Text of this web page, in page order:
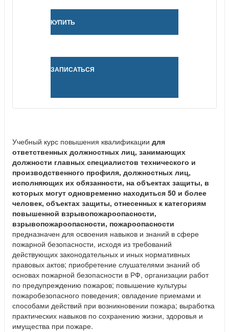
КУПИТЬ
ЗАПИСАТЬСЯ
Учебный курс повышения квалификации для
ответственных должностных лиц, занимающих
должности главных специалистов технического и
производственного профиля, должностных лиц,
исполняющих их обязанности, на объектах защиты, в
которых могут одновременно находиться 50 и более
человек, объектах защиты, отнесенных к категориям
повышенной взрывопожароопасности,
взрывопожароопасности, пожароопасности
предназначен для освоения навыков и знаний в сфере
пожарной безопасности, исходя из требований
действующих законодательных и иных нормативных
правовых актов; приобретение слушателями знаний об
основах пожарной безопасности в РФ, организации работ
по предупреждению пожаров; повышение культуры
пожаробезопасного поведения; овладение приемами и
способами действий при возникновении пожара; выработка
практических навыков по сохранению жизни, здоровья и
имущества при пожаре.